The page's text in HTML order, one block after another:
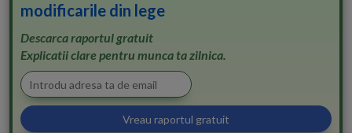
modificarile din lege
Descarca raportul gratuit
Explicatii clare pentru munca ta zilnica.